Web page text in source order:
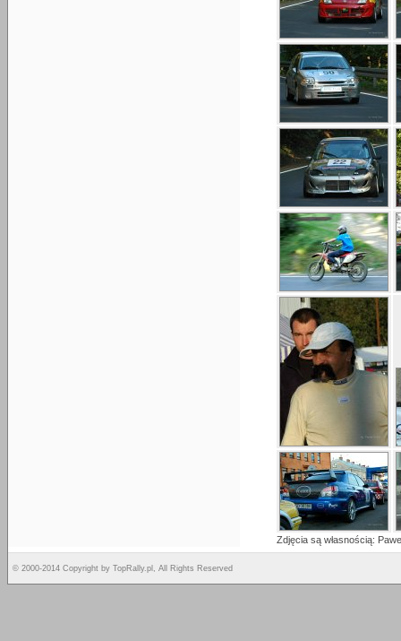
Zdjęcia są własnością:
© 2000-2014 Copyright by TopRally.pl, All Rights Reserved